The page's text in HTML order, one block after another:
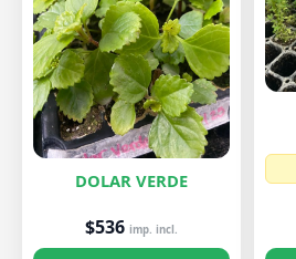
DOLAR VERDE
$536 imp. incl.